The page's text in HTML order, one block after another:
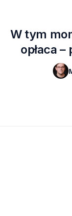
W tym
opłaca